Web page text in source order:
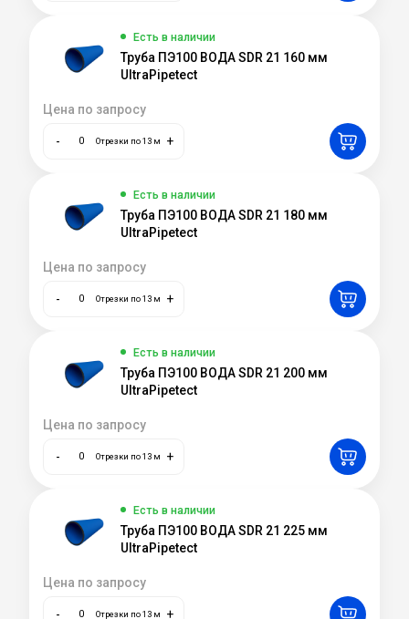
Есть в наличии
Труба ПЭ100 ВОДА SDR 21 160 мм
UltraPipetect
Цена по запросу
- Отрезки по 13 м +
Есть в наличии
Труба ПЭ100 ВОДА SDR 21 180 мм
UltraPipetect
Цена по запросу
- Отрезки по 13 м +
Есть в наличии
Труба ПЭ100 ВОДА SDR 21 200 мм
UltraPipetect
Цена по запросу
- Отрезки по 13 м +
Есть в наличии
Труба ПЭ100 ВОДА SDR 21 225 мм
UltraPipetect
Цена по запросу
- Отрезки по 13 м +